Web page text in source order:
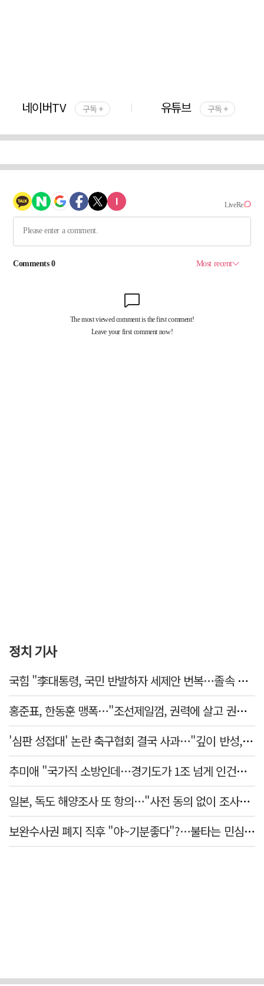
네이버TV 구독 + 유튜브 구독 +
정치 기사
국힘 "李대통령, 국민 반발하자 세제안 번복…졸속 국정 즉각 중단"
홍준표, 한동훈 맹폭…"조선제일껌, 권력에 살고 권력에 죽었다"
'심판 성접대' 논란 축구협회 결국 사과…"깊이 반성, 쇄신하겠다"
추미애 "국가직 소방인데…경기도가 1조 넘게 인건비 대납"
일본, 독도 해양조사 또 항의…"사전 동의 없이 조사" 주장
보완수사권 폐지 직후 "야~기분좋다"?…불타는 민심에 기름, 민주당 '말말말'[금주의 정치舌전]